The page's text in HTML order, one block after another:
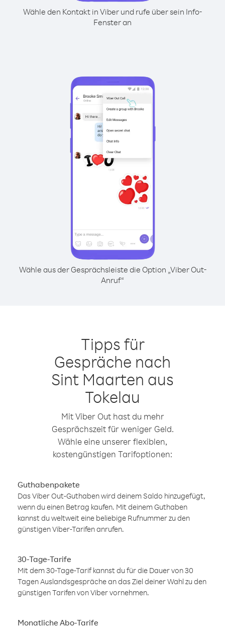
Wähle den Kontakt in Viber und rufe über sein Info-
Fenster an
Wähle aus der Gesprächsleiste die Option „Viber Out-
Anruf“
Tipps für
Gespräche nach
Sint Maarten aus
Tokelau
Mit Viber Out hast du mehr
Gesprächszeit für weniger Geld.
Wähle eine unserer flexiblen,
kostengünstigen Tarifoptionen:
Guthabenpakete
Das Viber Out-Guthaben wird deinem Saldo hinzugefügt,
wenn du einen Betrag kaufen. Mit deinem Guthaben
kannst du weltweit eine beliebige Rufnummer zu den
günstigen Viber-Tarifen anrufen.
30-Tage-Tarife
Mit dem 30-Tage-Tarif kannst du für die Dauer von 30
Tagen Auslandsgespräche an das Ziel deiner Wahl zu den
günstigen Tarifen von Viber vornehmen.
Monatliche Abo-Tarife